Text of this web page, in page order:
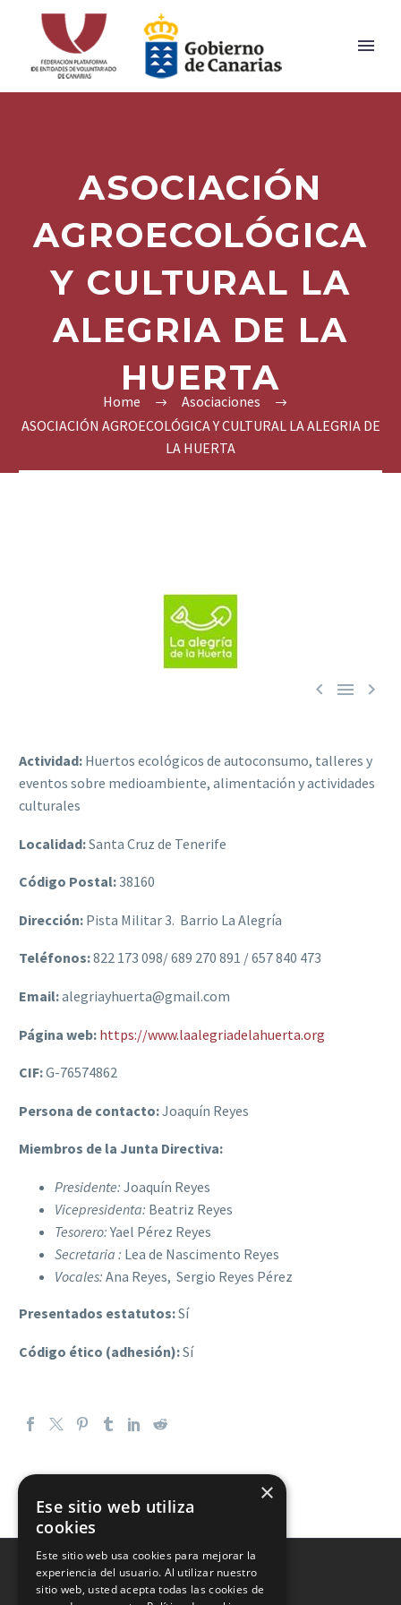
ASOCIACIÓN
AGROECOLÓGICA
Y CULTURAL LA
ALEGRIA DE LA
HUERTA
Home
Asociaciones
ASOCIACIÓN AGROECOLÓGICA Y CULTURAL LA ALEGRIA DE
LA HUERTA
  
Actividad: Huertos ecológicos de autoconsumo, talleres y
eventos sobre medioambiente, alimentación y actividades
culturales
Localidad:Santa Cruz de Tenerife
Código Postal:38160
Dirección: Pista Militar 3. Barrio La Alegría
Teléfonos:822 173 098/ 689 270 891 / 657 840 473
Email:alegriayhuerta@gmail.com
Página web: https://www.laalegriadelahuerta.org
CIF:G-76574862
Persona de contacto:Joaquín Reyes
Miembros de la Junta Directiva:
Presidente: Joaquín Reyes
Vicepresidenta: Beatriz Reyes
Tesorero:Yael Pérez Reyes
Secretaria : Lea de Nascimento Reyes
Vocales: Ana Reyes, Sergio Reyes Pérez
Presentados estatutos:Sí
Código ético (adhesión):Sí
×
Ese sitio web utiliza
cookies
Este sitio web usa cookies para mejorar la
experiencia del usuario. Al utilizar nuestro
sitio web, usted acepta todas las cookies de